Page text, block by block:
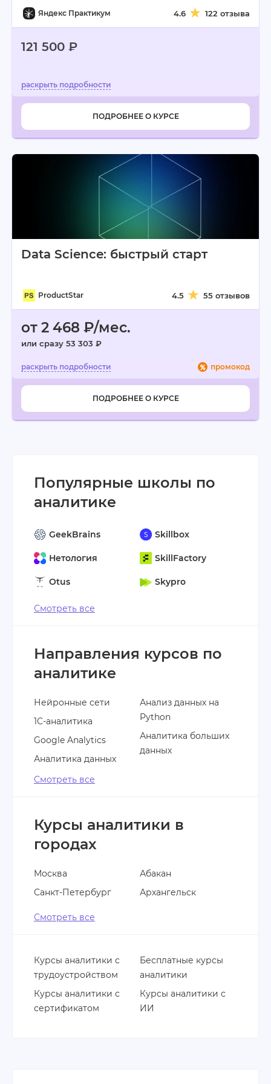
Яндекс Практикум 4.6 122 отзыва
121 500 ₽
ПОДРОБНЕЕ О КУРСЕ
Data Science: быстрый старт
ProductStar 4.5 55 отзывов
от 2 468 ₽/мес.
или сразу 53 303 ₽
промокод
ПОДРОБНЕЕ О КУРСЕ
Популярные школы по
аналитике
GeekBrains
Нетология
Otus
Skillbox
SkillFactory
Skypro
Смотреть все
Направления курсов по
аналитике
Нейронные сети
1С-аналитика
Google Analytics
Аналитика данных
Анализ данных на
Python
Аналитика больших
данных
Смотреть все
Курсы аналитики в
городах
Москва
Санкт-Петербург
Абакан
Архангельск
Смотреть все
Курсы аналитики с
трудоустройством
Курсы аналитики с
сертификатом
Бесплатные курсы
аналитики
Курсы аналитики с
ИИ